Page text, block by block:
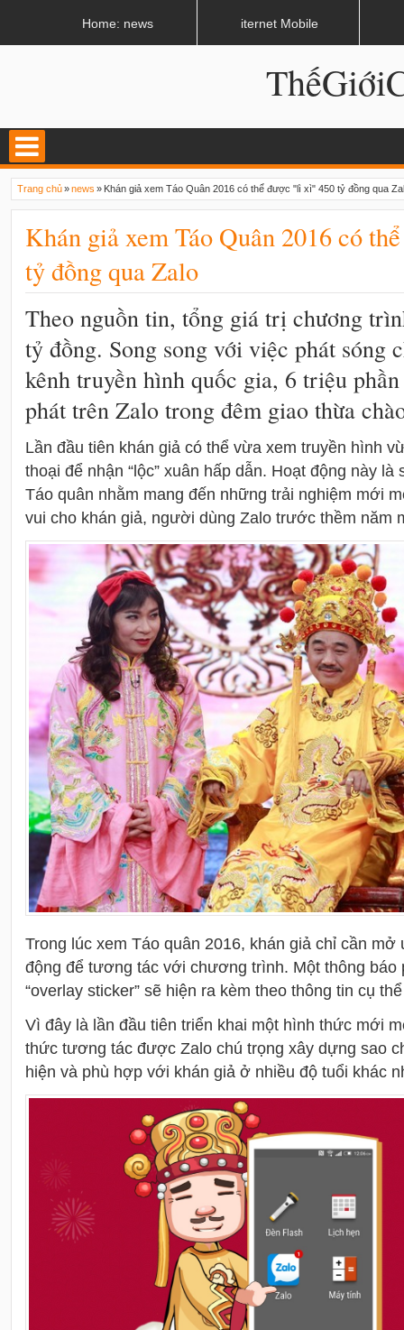
Trang chủ»news » Khán giả xem Táo Quân 2016 có thể được "lì xì" 450 tỷ đồng qua
Khán giả xem Táo Quân 2016 có
tỷ đồng qua Zalo
Theo nguồn tin, tổng giá trị chương
tỷ đồng. Song song với việc phát sóng
kênh truyền hình quốc gia, 6 triệu
phát trên Zalo trong đêm giao thừa
Lần đầu tiên khán giả có thể vừa xem truyền hình
thoại để nhận “lộc” xuân hấp dẫn. Hoạt động này
Táo quân nhằm mang đến những trải nghiệm mới
vui cho khán giả, người dùng Zalo trước thềm năm
Trong lúc xem Táo quân 2016, khán giả chỉ cần mở
động để tương tác với chương trình. Một thông báo
“overlay sticker” sẽ hiện ra kèm theo thông tin cụ
Vì đây là lần đầu tiên triển khai một hình thức mới
thức tương tác được Zalo chú trọng xây dựng sao
hiện và phù hợp với khán giả ở nhiều độ tuổi khác
Home: news iternet Mobile